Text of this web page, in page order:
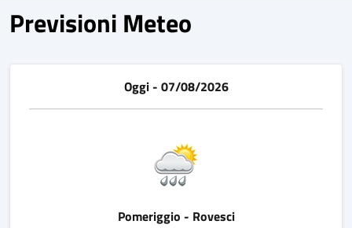
Previsioni Meteo
Oggi - 07/08/2026
Pomeriggio - Rovesci